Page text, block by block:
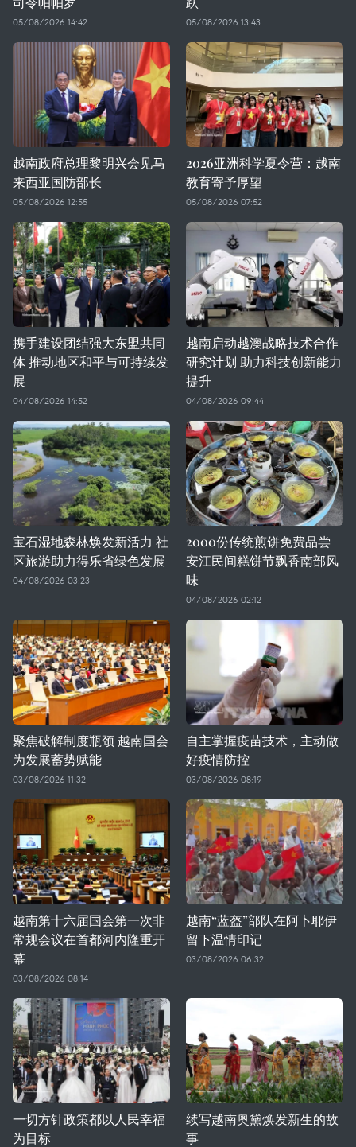
05/08/2026 14:42 05/08/2026 13:43
越南政府总理黎明兴会见马
来西亚国防部长
05/08/2026 12:55
2026亚洲科学夏令营：越南
教育寄予厚望
05/08/2026 07:52
携手建设团结强大东盟共同
体 推动地区和平与可持续发
展
04/08/2026 14:52
越南启动越澳战略技术合作
研究计划 助力科技创新能力
提升
04/08/2026 09:44
宝石湿地森林焕发新活力 社
区旅游助力得乐省绿色发展
04/08/2026 03:23
2000份传统煎饼免费品尝
安江民间糕饼节飘香南部风
味
04/08/2026 02:12
聚焦破解制度瓶颈 越南国会
为发展蓄势赋能
03/08/2026 11:32
自主掌握疫苗技术，主动做
好疫情防控
03/08/2026 08:19
越南第十六届国会第一次非
常规会议在首都河内隆重开
幕
03/08/2026 08:14
越南“蓝盔”部队在阿卜耶伊
留下温情印记
03/08/2026 06:32
一切方针政策都以人民幸福
为目标
续写越南奥黛焕发新生的故
事